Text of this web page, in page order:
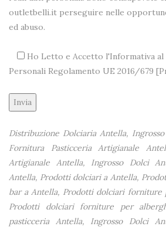
outletbelli.it perseguire nelle
ed abuso.
Ho Letto e Accetto l'Informativa
Personali Regolamento UE 2016/679 [
Alternative:
Distribuzione Dolciaria Antella,
Fornitura Pasticceria Artigianale
Artigianale Antella, Ingrosso Dolci
Antella, Prodotti dolciari a Antella,
bar a Antella, Prodotti dolciari forniture
Prodotti dolciari forniture per
pasticceria Antella, Ingrosso Dolci